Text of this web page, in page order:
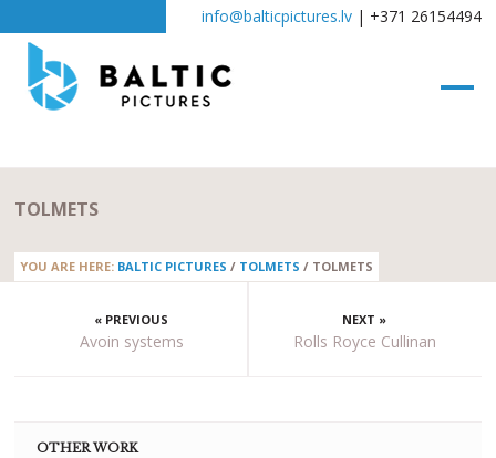
info@balticpictures.lv| +371 26154494
TOLMETS
YOU ARE HERE: BALTIC PICTURES / TOLMETS / TOLMETS
« PREVIOUS
Avoin systems
NEXT »
Rolls Royce Cullinan
OTHER WORK